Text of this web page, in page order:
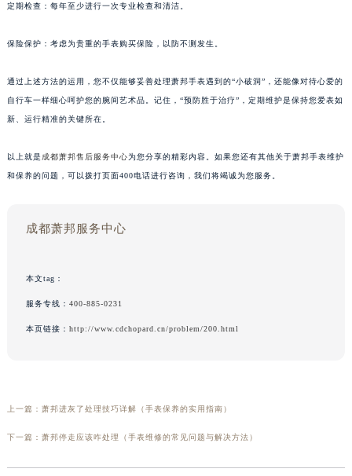
定期检查：每年至少进行一次专业检查和清洁。
保险保护：考虑为贵重的手表购买保险，以防不测发生。
通过上述方法的运用，您不仅能够妥善处理萧邦手表遇到的“小破洞”，还能像对待心爱的
自行车一样细心呵护您的腕间艺术品。记住，“预防胜于治疗”，定期维护是保持您爱表如
新、运行精准的关键所在。
以上就是 成都萧邦售后服务中心为您分享的精彩内容。如果您还有其他关于萧邦手表维护
和保养的问题，可以拨打页面400电话进行咨询，我们将竭诚为您服务。
成都萧邦服务中心
本文tag：
服务专线： 400-885-0231
本页链接： http://www.cdchopard.cn/problem/200.html
上一篇： 萧邦进灰了处理技巧详解（手表保养的实用指南）
下一篇： 萧邦停走应该咋处理（手表维修的常见问题与解决方法）